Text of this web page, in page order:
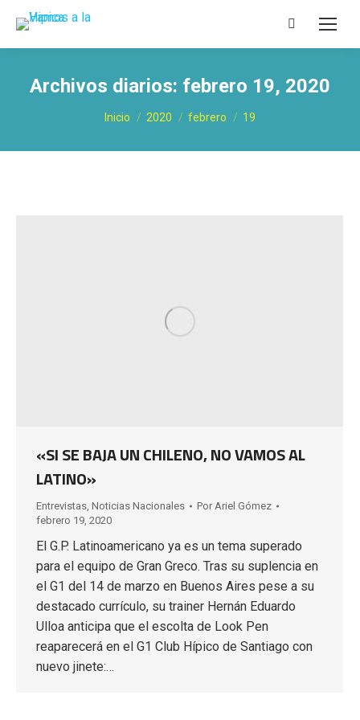
Buscar:
Archivos diarios: febrero 19, 2020
Estás aquí:
Inicio 2020 febrero 19
«SI SE BAJA UN CHILENO, NO VAMOS AL
LATINO»
Entrevistas Noticias Nacionales Por Ariel Gómez
febrero 19, 2020
El G.P. Latinoamericano ya es un tema superado
para el equipo de Gran Greco. Tras su suplencia en
el G1 del 14 de marzo en Buenos Aires pese a su
destacado currículo, su trainer Hernán Eduardo
Ulloa anticipa que el escolta de Look Pen
reaparecerá en el G1 Club Hípico de Santiago con
nuevo jinete:…